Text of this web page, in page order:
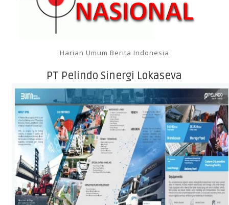
Harian Umum Berita Indonesia
PT Pelindo Sinergi Lokaseva